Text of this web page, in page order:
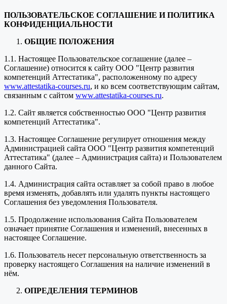
ПОЛЬЗОВАТЕЛЬСКОЕ СОГЛАШЕНИЕ И ПОЛИТИКА
КОНФИДЕНЦИАЛЬНОСТИ
ОБЩИЕ ПОЛОЖЕНИЯ
1.1. Настоящее Пользовательское соглашение (далее –
Соглашение) относится к сайту ООО "Центр развития
компетенций Аттестатика", расположенному по адресу
www.attestatika-courses.ru, и ко всем соответствующим сайтам,
связанным с сайтом www.attestatika-courses.ru.
1.2. Сайт является собственностью ООО "Центр развития
компетенций Аттестатика".
1.3. Настоящее Соглашение регулирует отношения между
Администрацией сайта ООО "Центр развития компетенций
Аттестатика" (далее – Администрация сайта) и Пользователем
данного Сайта.
1.4. Администрация сайта оставляет за собой право в любое
время изменять, добавлять или удалять пункты настоящего
Соглашения без уведомления Пользователя.
1.5. Продолжение использования Сайта Пользователем
означает принятие Соглашения и изменений, внесенных в
настоящее Соглашение.
1.6. Пользователь несет персональную ответственность за
проверку настоящего Соглашения на наличие изменений в
нём.
ОПРЕДЕЛЕНИЯ ТЕРМИНОВ